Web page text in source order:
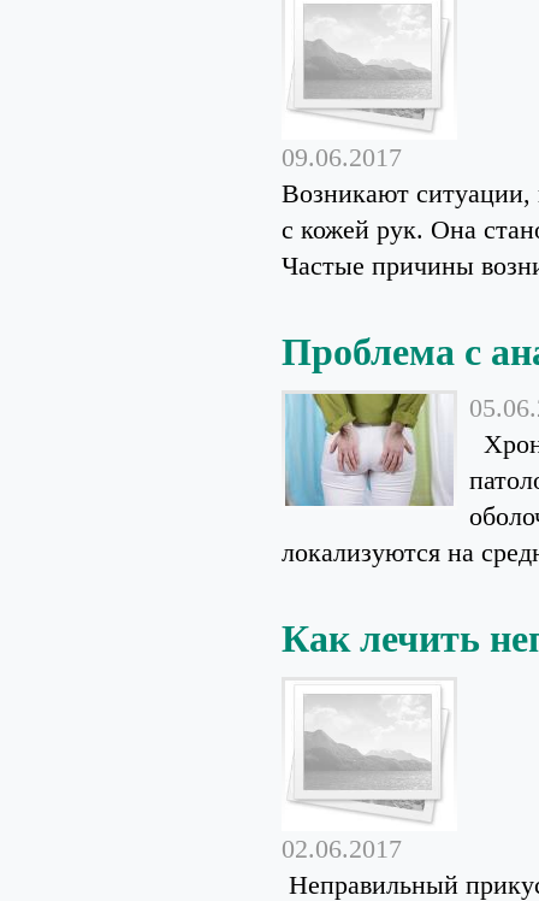
09.06.2017
Возникают ситуации,
с кожей рук. Она
Частые причины
Проблема с
локализуются на
Как лечить
02.06.2017
Неправильный